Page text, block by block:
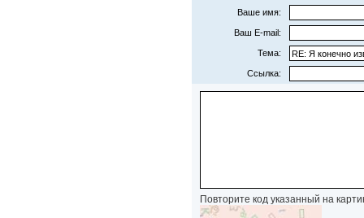
Ваше имя:
Ваш E-mail:
Тема:
Ссылка:
Повторите код указанный на